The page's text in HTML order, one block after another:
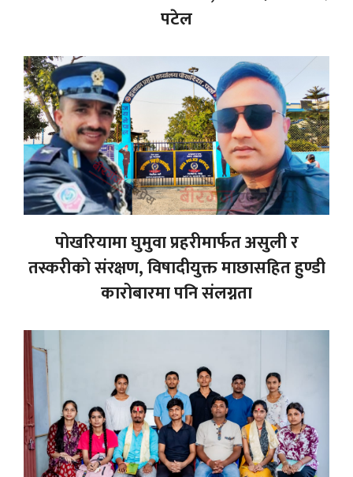
पटेल
पोखरियामा घुमुवा प्रहरीमार्फत असुली र
तस्करीको संरक्षण, विषादीयुक्त माछासहित हुण्डी
कारोबारमा पनि संलग्नता